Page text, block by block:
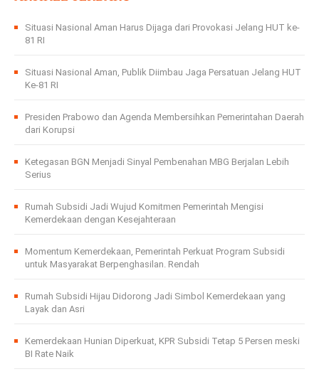
Situasi Nasional Aman Harus Dijaga dari Provokasi Jelang HUT ke-
81 RI
Situasi Nasional Aman, Publik Diimbau Jaga Persatuan Jelang HUT
Ke-81 RI
Presiden Prabowo dan Agenda Membersihkan Pemerintahan Daerah
dari Korupsi
Ketegasan BGN Menjadi Sinyal Pembenahan MBG Berjalan Lebih
Serius
Rumah Subsidi Jadi Wujud Komitmen Pemerintah Mengisi
Kemerdekaan dengan Kesejahteraan
Momentum Kemerdekaan, Pemerintah Perkuat Program Subsidi
untuk Masyarakat Berpenghasilan. Rendah
Rumah Subsidi Hijau Didorong Jadi Simbol Kemerdekaan yang
Layak dan Asri
Kemerdekaan Hunian Diperkuat, KPR Subsidi Tetap 5 Persen meski
BI Rate Naik